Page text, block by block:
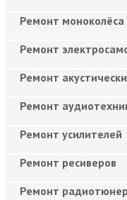
Ремонт моноколёса
Ремонт
Ремонт
Ремонт
Ремонт усилителей
Ремонт ресиверов
Ремонт